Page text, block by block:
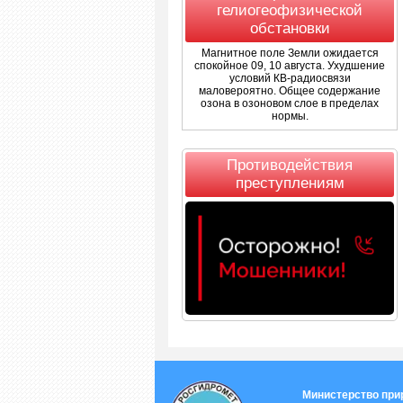
гелиогеофизической
обстановки
Магнитное поле Земли ожидается
спокойное 09, 10 августа. Ухудшение
условий КВ-радиосвязи
маловероятно. Общее содержание
озона в озоновом слое в пределах
нормы.
Противодействия
преступлениям
Министерство